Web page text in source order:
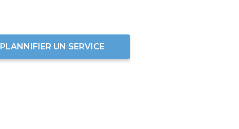
PLANNIFIER UN SERVICE